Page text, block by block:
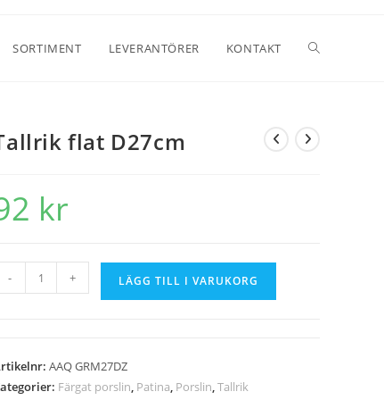
SORTIMENT LEVERANTÖRER KONTAKT
flat D27cm
kr
- + LÄGG TILL I VARUKORG
AAQ GRM27DZ
Färgat porslin, Patina, Porslin,Tallrik